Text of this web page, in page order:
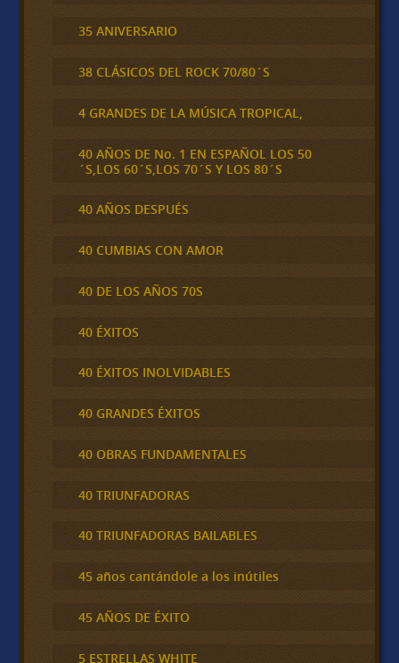
35 ANIVERSARIO
38 CLÁSICOS DEL ROCK 70/80´S
4 GRANDES DE LA MÚSICA TROPICAL,
40 AÑOS DE No. 1 EN ESPAÑOL LOS 50
´S,LOS 60´S,LOS 70´S Y LOS 80´S
40 AÑOS DESPUÉS
40 CUMBIAS CON AMOR
40 DE LOS AÑOS 70S
40 ÉXITOS
40 ÉXITOS INOLVIDABLES
40 GRANDES ÉXITOS
40 OBRAS FUNDAMENTALES
40 TRIUNFADORAS
40 TRIUNFADORAS BAILABLES
45 años cantándole a los inútiles
45 AÑOS DE ÉXITO
5 ESTRELLAS WHITE